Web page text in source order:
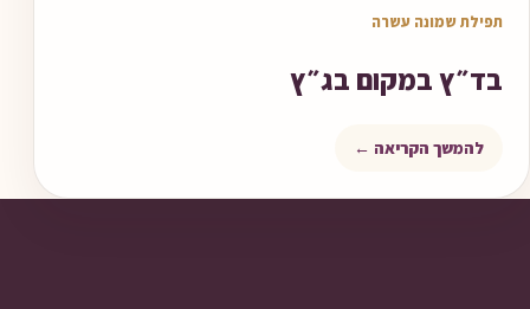
תפילת שמונה עשרה
בד״ץ במקום בג״ץ
להמשך הקריאה ←